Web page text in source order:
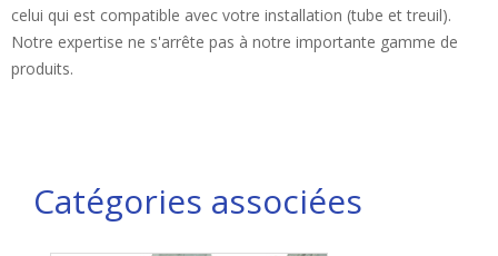
celui qui est compatible avec votre installation (tube et treuil).
Notre expertise ne s'arrête pas à notre importante gamme de
produits.
Catégories associées